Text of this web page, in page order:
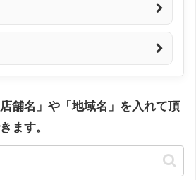
舗名」や「地域名」を入れて頂
ます。